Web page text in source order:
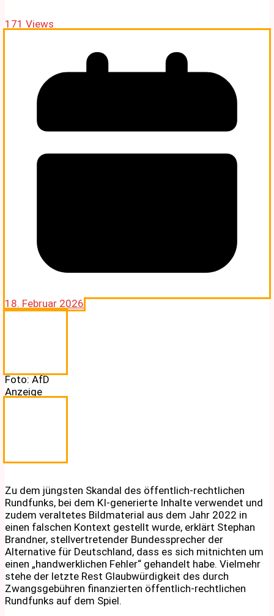
171 Views
18. Februar 2026
Foto: AfD
Anzeige
Zu dem jüngsten Skandal des öffentlich-rechtlichen
Rundfunks, bei dem KI-generierte Inhalte verwendet und
zudem veraltetes Bildmaterial aus dem Jahr 2022 in
einen falschen Kontext gestellt wurde, erklärt Stephan
Brandner, stellvertretender Bundessprecher der
Alternative für Deutschland, dass es sich mitnichten um
einen „handwerklichen Fehler“ gehandelt habe. Vielmehr
stehe der letzte Rest Glaubwürdigkeit des durch
Zwangsgebühren finanzierten öffentlich-rechtlichen
Rundfunks auf dem Spiel.